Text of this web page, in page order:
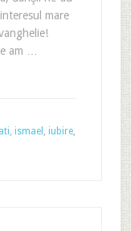
mare
am …
, ismael , iubire,